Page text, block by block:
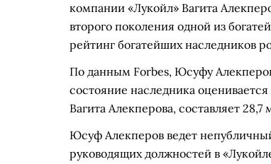
компании «Лукойл» Вагита
второго поколения одной из
рейтинг богатейших наследников
По данным Forbes, Юсуфу
состояние наследника
Вагита Алекперова, составляет 28,7
Юсуф Алекперов ведет
руководящих должностей в